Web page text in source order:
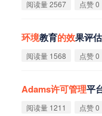
阅读量 2567 点赞 0
环境教育的效果评估
阅读量 1568 点赞 0
Adams许可管理平
阅读量 1211 点赞 0